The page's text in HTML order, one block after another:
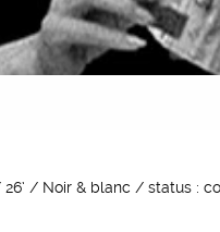
/ Noir & blanc / status :